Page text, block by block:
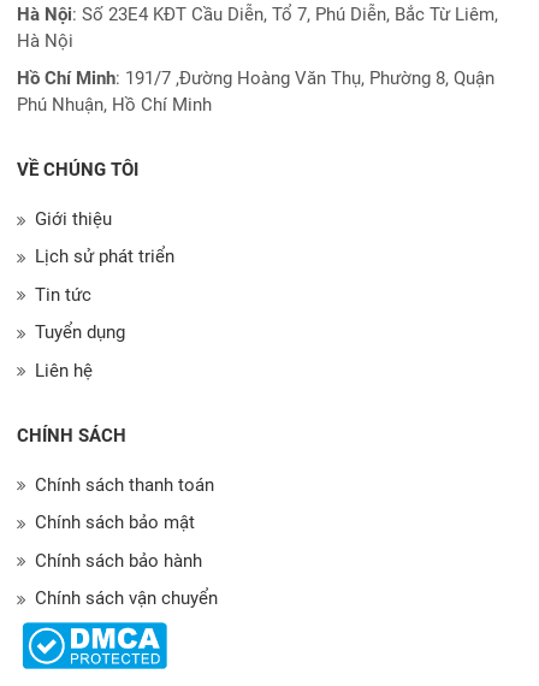
Hà Nội: Số 23E4 KĐT Cầu Diễn, Tổ 7, Phú Diễn, Bắc Từ Liêm,
Hà Nội
Hồ Chí Minh: 191/7 ,Đường Hoàng Văn Thụ, Phường 8, Quận
Phú Nhuận, Hồ Chí Minh
VỀ CHÚNG TÔI
Giới thiệu
Lịch sử phát triển
Tin tức
Tuyển dụng
Liên hệ
CHÍNH SÁCH
Chính sách thanh toán
Chính sách bảo mật
Chính sách bảo hành
Chính sách vận chuyển